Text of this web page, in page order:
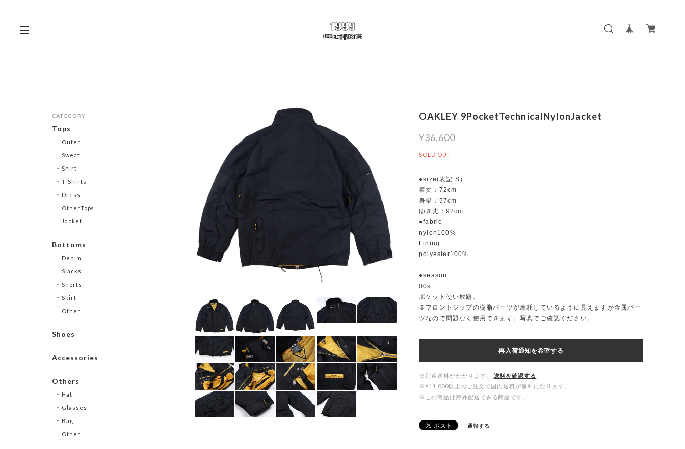
OAKLEY 9PocketTechnicalNylonJacket
¥36,600
SOLD OUT
●size(表記:S）
着丈：72cm
身幅：57cm
ゆき丈：92cm
●fabric
nylon100%
Lining:
polyester100%
●season
00s
ポケット使い放題。
※フロントジップの樹脂パーツが摩耗しているように見えますが金属パー
ツなので問題なく使用できます。写真でご確認ください。
再入荷通知を希望する
※別途送料がかかります。
送料を確認する
※¥11,000以上のご注文で国内送料が無料になります。
※この商品は海外配送できる商品です。
通報する
CATEGORY
Tops
Outer
Sweat
Shirt
T-Shirts
Dress
OtherTops
Jacket
Bottoms
Denim
Slacks
Shorts
Skirt
Other
Shoes
Accessories
Others
Hat
Glasses
Bag
Other